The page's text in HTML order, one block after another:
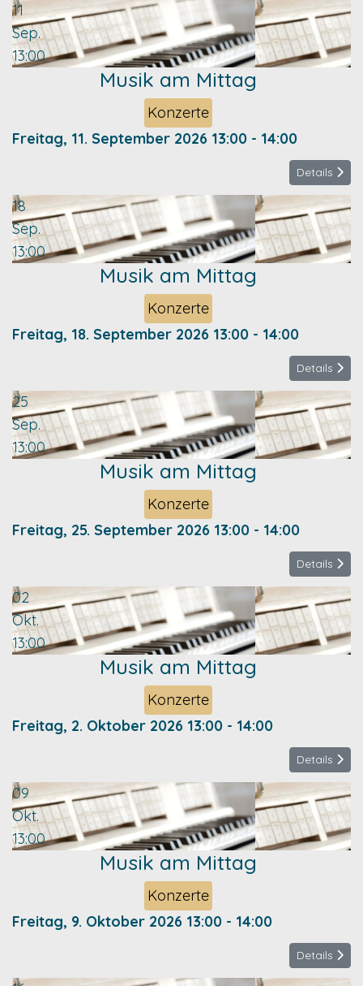
11
Sep.
13:00
Musik am Mittag
Konzerte
Freitag, 11. September 2026 13:00 - 14:00
Details
18
Sep.
13:00
Musik am Mittag
Konzerte
Freitag, 18. September 2026 13:00 - 14:00
Details
25
Sep.
13:00
Musik am Mittag
Konzerte
Freitag, 25. September 2026 13:00 - 14:00
Details
02
Okt.
13:00
Musik am Mittag
Konzerte
Freitag, 2. Oktober 2026 13:00 - 14:00
Details
09
Okt.
13:00
Musik am Mittag
Konzerte
Freitag, 9. Oktober 2026 13:00 - 14:00
Details